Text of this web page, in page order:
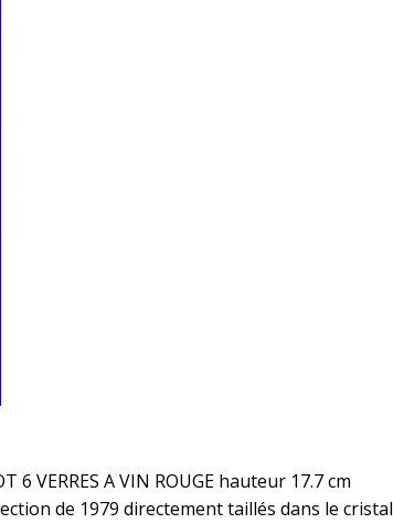
6 VERRES A VIN ROUGE hauteur 17.7 cm
de 1979 directement taillés dans le cristal